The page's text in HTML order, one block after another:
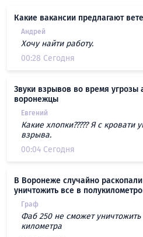
Какие вакансии предлагают
Андрей
Хочу найти работу.
00:28 Сегодня
Звуки взрывов во время угрозы
воронежцы
Евгений
Какие хлопки????? Я с кровати
взрыва.
00:04 Сегодня
В Воронеже случайно
уничтожить все в
Граф
Фаб 250 не сможет
километра